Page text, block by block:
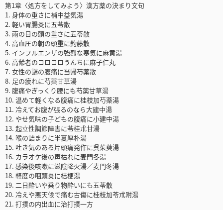
第1章〈処方をしてみよう〉漢方薬の決まり文句
1. 身体の重さに補中益気湯
2. 軽い胃腸炎に五苓散
3. 雨の日の頭の重さに五苓散
4. 高血圧の朝の頭重に釣藤散
5. インフルエンザの強烈な寒気に麻黄湯
6. 高齢者のコロコロうんちに麻子仁丸
7. 女性の謎の腹痛に当帰芍薬散
8. 足の疲れに芍薬甘草湯
9. 腹痛やぎっくり腰にも芍薬甘草湯
10. 温めて軽くなる腹痛に桂枝加芍薬湯
11. 冷えてお腹が張るのなら大建中湯
12. やせ気味の子どもの腹痛に小建中湯
13. 起立性調節障害に苓桂朮甘湯
14. 喉の詰まりに半夏厚朴湯
15. 吐き気のある片頭痛発作に呉茱萸湯
16. カラオケ後の声枯れに麦門冬湯
17. 感染後咳嗽に滋陰降火湯／麦門冬湯
18. 軽度の咽頭炎に桔梗湯
19. 二日酔いや乗り物酔いにも五苓散
20. 冷えや悪天候で痛む古傷に桂枝加苓朮附湯
21. 打撲の内出血に治打撲一方